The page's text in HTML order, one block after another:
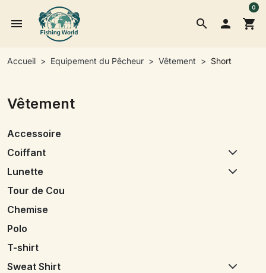
search
menu  shopping_cart
0
Accueil Equipement du Pêcheur Vêtement Short
Vêtement
Accessoire
Coiffant
Lunette
Tour de Cou
Chemise
Polo
T-shirt
Sweat Shirt